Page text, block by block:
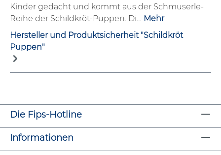
Kinder gedacht und kommt aus der Schmuserle-
Reihe der Schildkröt-Puppen. Di… Mehr
Hersteller und Produktsicherheit "Schildkröt
Puppen"
Die Fips-Hotline
Informationen